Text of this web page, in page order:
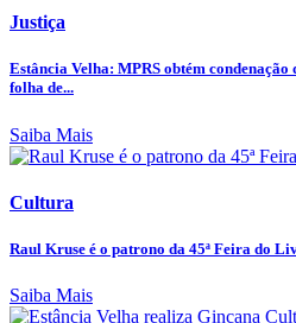
Justiça
Estância Velha: MPRS obtém
folha de...
Saiba Mais
Cultura
Raul Kruse é o patrono da 45ª Feira do
Saiba Mais